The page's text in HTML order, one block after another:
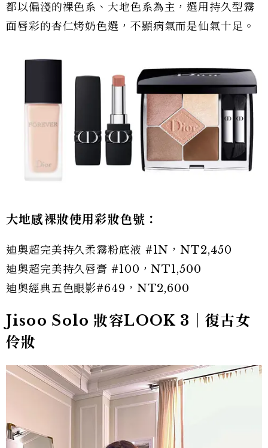
都以偏淺的裸色系、大地色系為主，選用持久型霧
面唇彩的杏仁烤奶色選，不顯病氣而是仙氣十足。
大地感裸妝使用彩妝色號：
迪奧超完美持久柔霧粉底液 #1N，NT2,450
迪奧超完美持久唇膏 #100，NT1,500
迪奧經典五色眼影#649，NT2,600
Jisoo Solo 妝容LOOK 3｜復古女
伶妝